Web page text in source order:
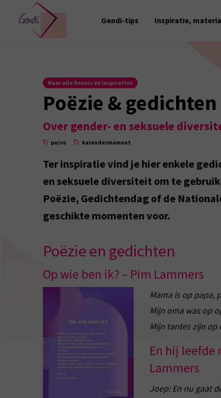
Gendi-tips Inspiratie,
Naar alle Kennis en Inspiraties
Poëzie &
Over gender- en seksuele
po/vo kalendermoment
Ter inspiratie vind je hier enkele
en seksuele diversiteit om te
Poëzie, Gedichtendag of de
geschikte momenten voor.
Poëzie en gedichten
Op wie ben ik? – Pim Lammers
Mama is op papa,
Mijn oma was op
Mijn tantes zijn
En hij leefde
Lammers
Joep: En nu gaat